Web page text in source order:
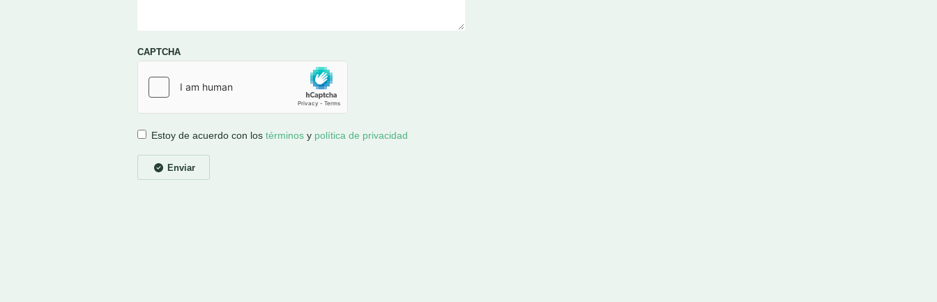
CAPTCHA
Estoy de acuerdo con los términos y política de privacidad
Enviar